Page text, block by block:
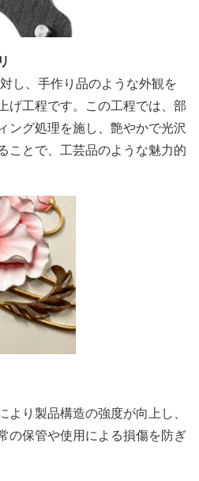
し、手作り品のような外観を
げ工程です。この工程では、部
ング処理を施し、艶やかで光沢
ことで、工芸品のような魅力的
り製品構造の強度が向上し、
の保管や使用による損傷を防ぎ